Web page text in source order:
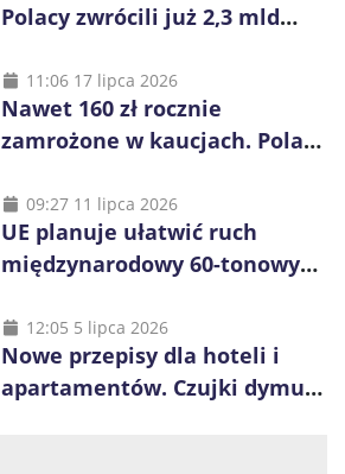
Polacy zwrócili już 2,3 mld
11:06 17 lipca 2026
Nawet 160 zł rocznie
zamrożone w kaucjach. Polacy
vouchery
09:27 11 lipca 2026
UE planuje ułatwić ruch
międzynarodowy 60-tonowych
konkurencji
12:05 5 lipca 2026
Nowe przepisy dla hoteli i
apartamentów. Czujki dymu